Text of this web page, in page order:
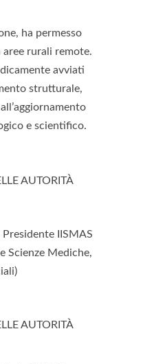
ha permesso
aree rurali remote.
avviati
strutturale,
e scientifico.
AUTORITÀ
Presidente IISMAS
Scienze Mediche,
AUTORITÀ